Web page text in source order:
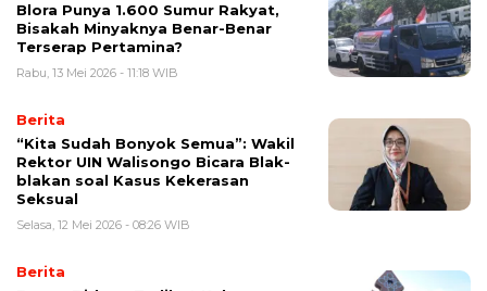
Blora Punya 1.600 Sumur Rakyat,
Bisakah Minyaknya Benar-Benar
Terserap Pertamina?
Rabu, 13 Mei 2026 - 11:18 WIB
Berita
“Kita Sudah Bonyok Semua”: Wakil
Rektor UIN Walisongo Bicara Blak-
blakan soal Kasus Kekerasan
Seksual
Selasa, 12 Mei 2026 - 08:26 WIB
Berita